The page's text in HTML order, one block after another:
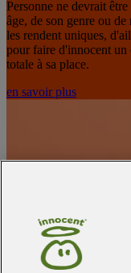
Personne ne devrait
âge, de son genre ou
les rendent uniques,
pour faire d'innocent
totale à sa place.
en savoir plus